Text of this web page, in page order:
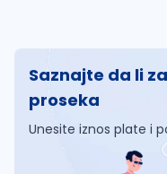
Saznajte da li
proseka
Unesite iznos plate i